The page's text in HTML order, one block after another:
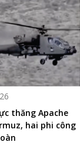
thăng Apache
hai phi công